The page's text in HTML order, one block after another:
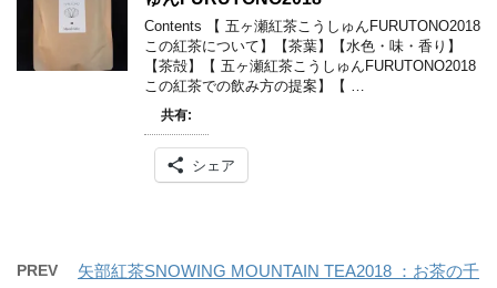
Contents 【 五ヶ瀬紅茶こうしゅんFURUTONO2018
この紅茶について】【茶葉】【水色・味・香り】
【茶殻】【 五ヶ瀬紅茶こうしゅんFURUTONO2018
この紅茶での飲み方の提案】【 …
共有:
シェア
PREV
矢部紅茶SNOWING MOUNTAIN TEA2018 ：お茶の千